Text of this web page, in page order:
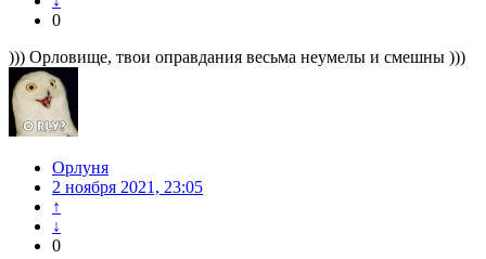
0
))) Орловище, твои оправдания весьма неумелы и смешны )))
Орлуня
2 ноября 2021, 23:05
↑
↓
0